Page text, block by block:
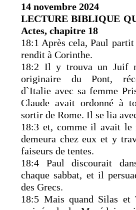
14 novembre 2024
LECTURE BIBLIQUE
Actes, chapitre 18
18:1 Après cela, Paul
rendit à Corinthe.
18:2 Il y trouva un Juif
originaire du Pont,
d`Italie avec sa femme
Claude avait ordonné à
sortir de Rome. Il se lia
18:3 et, comme il avait le
demeura chez eux et y
faiseurs de tentes.
18:4 Paul discourait
chaque sabbat, et il
des Grecs.
18:5 Mais quand Silas et